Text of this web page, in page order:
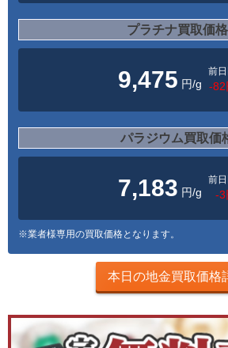
プラチナ買取価格
9,475 円/g
前
-82
パラジウム買取価
7,183 円/g
前
-3
※業者様専用の買取価格となります。
本日の地金買取価格